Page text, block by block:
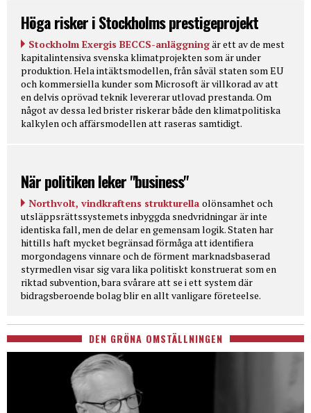
Höga risker i Stockholms prestigeprojekt
Stockholm Exergis BECCS-anläggningär ett av de mest
kapitalintensiva svenska klimatprojekten som är under
produktion. Hela intäktsmodellen, från såväl staten som EU
och kommersiella kunder som Microsoft är villkorad av att
en delvis oprövad teknik levererar utlovad prestanda. Om
något av dessa led brister riskerar både den klimatpolitiska
kalkylen och affärsmodellen att raseras samtidigt.
När politiken leker "business"
Northvolt, vindkraftens strukturella olönsamhet och
utsläppsrättssystemets inbyggda snedvridningar är inte
identiska fall, men de delar en gemensam logik. Staten har
hittills haft mycket begränsad förmåga att identifiera
morgondagens vinnare och de förment marknadsbaserad
styrmedlen visar sig vara lika politiskt konstruerat som en
riktad subvention, bara svårare att se i ett system där
bidragsberoende bolag blir en allt vanligare företeelse.
DEN GRÖNA OMSTÄLLNINGEN